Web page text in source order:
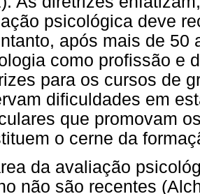
psicológica deve
após mais de 50
como profissão e
para os cursos de
dificuldades em
que promovam
o cerne da
da avaliação
não são recentes